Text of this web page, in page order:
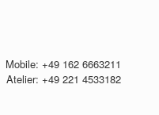
Mobile: +49 162 6663211
Atelier: +49 221 4533182